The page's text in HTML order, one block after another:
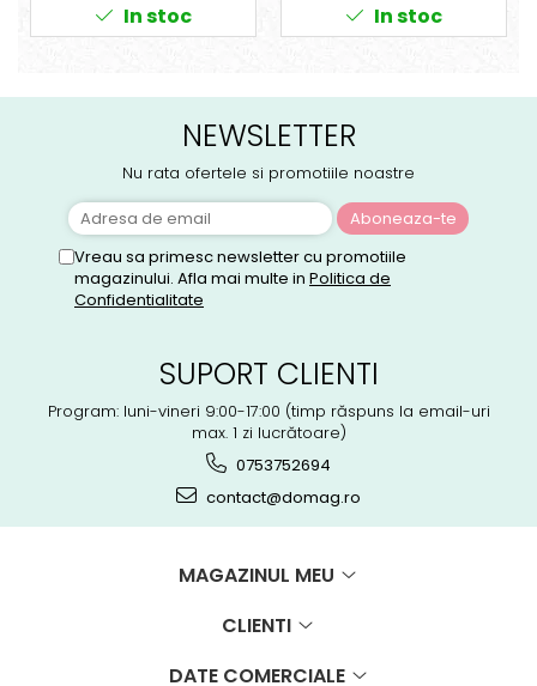
In stoc In stoc
NEWSLETTER
Nu rata ofertele si promotiile noastre
Vreau sa primesc newsletter cu promotiile
magazinului. Afla mai multe in Politica de
Confidentialitate
SUPORT CLIENTI
Program: luni-vineri 9:00-17:00 (timp răspuns la email-uri
max. 1 zi lucrătoare)
0753752694
contact@domag.ro
MAGAZINUL MEU
CLIENTI
DATE COMERCIALE